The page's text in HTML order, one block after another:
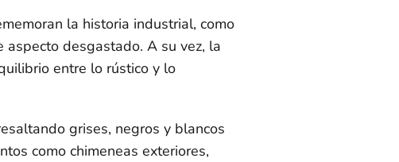
la historia industrial, como
desgastado. A su vez, la
entre lo rústico y lo
grises, negros y blancos
como chimeneas exteriores,